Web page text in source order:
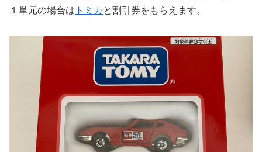
１単元の場合は トミカ と割引券をもらえます。